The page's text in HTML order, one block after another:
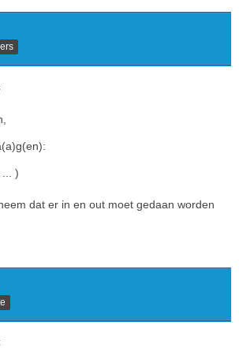
)
dat er in en out moet gedaan worden